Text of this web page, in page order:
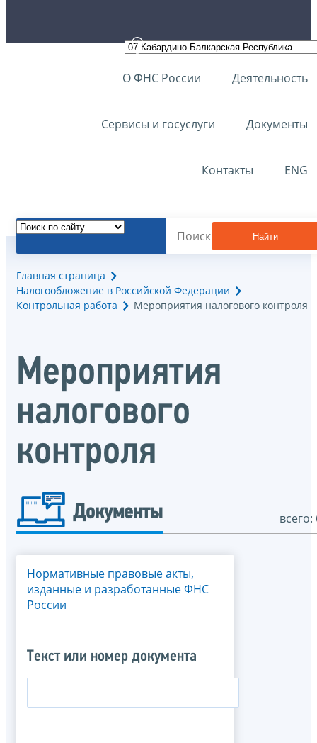
О ФНС России Деятельность
Сервисы и госуслуги Документы
Контакты ENG
Найти
Главная страница
Налогообложение в Российской Федерации
Контрольная работа
Мероприятия налогового контроля
Мероприятия
налогового
контроля
Документы всего:
Нормативные правовые акты,
изданные и разработанные ФНС
России
Текст или номер документа